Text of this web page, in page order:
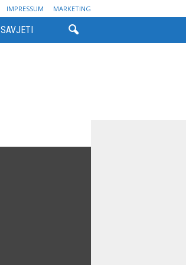
IMPRESSUM MARKETING
SAVJETI